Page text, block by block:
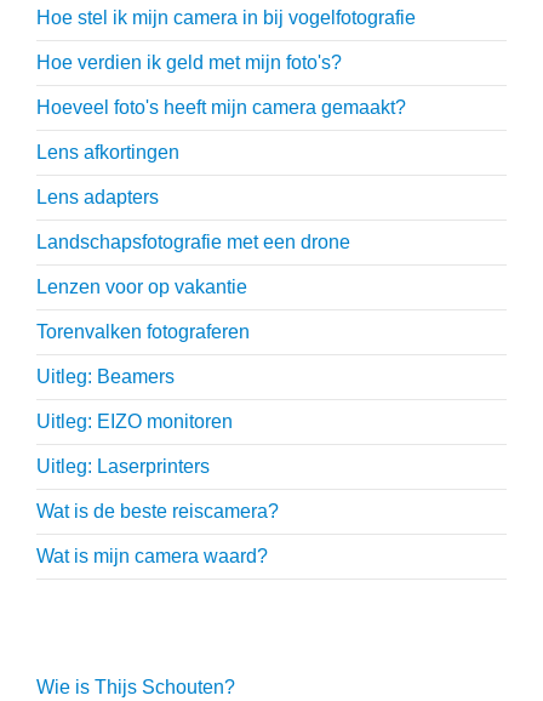
Hoe stel ik mijn camera in bij vogelfotografie
Hoe verdien ik geld met mijn foto's?
Hoeveel foto's heeft mijn camera gemaakt?
Lens afkortingen
Lens adapters
Landschapsfotografie met een drone
Lenzen voor op vakantie
Torenvalken fotograferen
Uitleg: Beamers
Uitleg: EIZO monitoren
Uitleg: Laserprinters
Wat is de beste reiscamera?
Wat is mijn camera waard?
Wie is Thijs Schouten?